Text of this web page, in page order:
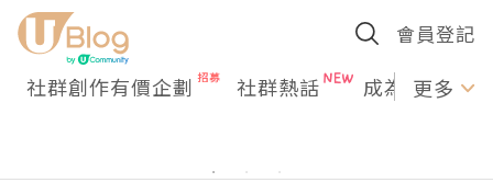
會員登記
社群創作有價企劃 社群熱話 成為U更多